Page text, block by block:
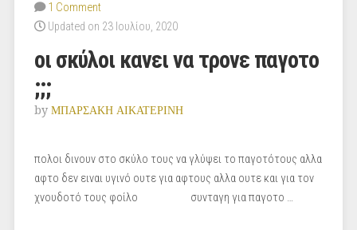
1 Comment
Updated on 23 Ιουλίου, 2020
οι σκύλοι κανει να τρονε παγοτο
;;;
by ΜΠΑΡΣΑΚΗ ΑΙΚΑΤΕΡΙΝΗ
πολοι δινουν στο σκύλο τους να γλύψει το παγοτότους αλλα
αφτο δεν ειναι υγινό ουτε για αφτους αλλα ουτε και για τον
χνουδοτό τους φοίλο συνταγη για παγοτο …